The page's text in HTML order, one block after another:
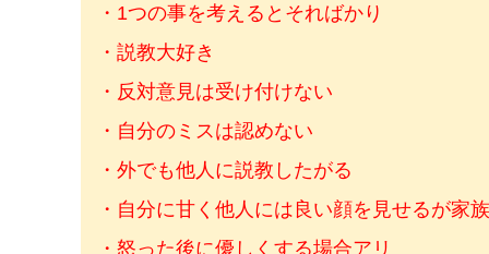
・1つの事を考えるとそればかり
・説教大好き
・反対意見は受け付けない
・自分のミスは認めない
・外でも他人に説教したがる
・自分に甘く他人には良い顔を見せるが家
・怒った後に優しくする場合アリ